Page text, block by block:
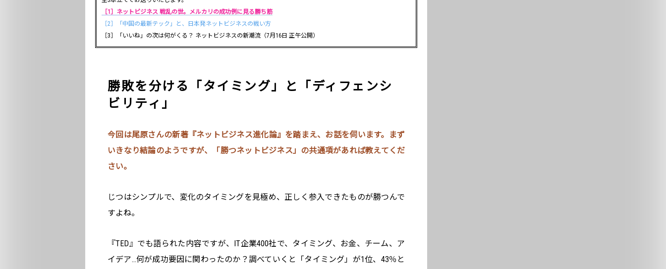
［1］ネットビジネス 戦乱の世。メルカリの成功例に見る勝ち筋
［2］「中国の最新テック」と、日本発ネットビジネスの戦い方
［3］「いいね」の次は何がくる？ ネットビジネスの新潮流（7月16日 正午公開）
勝敗を分ける「タイミング」と「ディフェンシ
ビリティ」
今回は尾原さんの新著『ネットビジネス進化論』を踏まえ、お話を伺います。まず
いきなり結論のようですが、「勝つネットビジネス」の共通項があれば教えてくだ
さい。
じつはシンプルで、変化のタイミングを見極め、正しく参入できたものが勝つんで
すよね。
『TED』でも語られた内容ですが、IT企業400社で、タイミング、お金、チーム、ア
イデア…何が成功要因に関わったのか？調べていくと「タイミング」が1位、43％と